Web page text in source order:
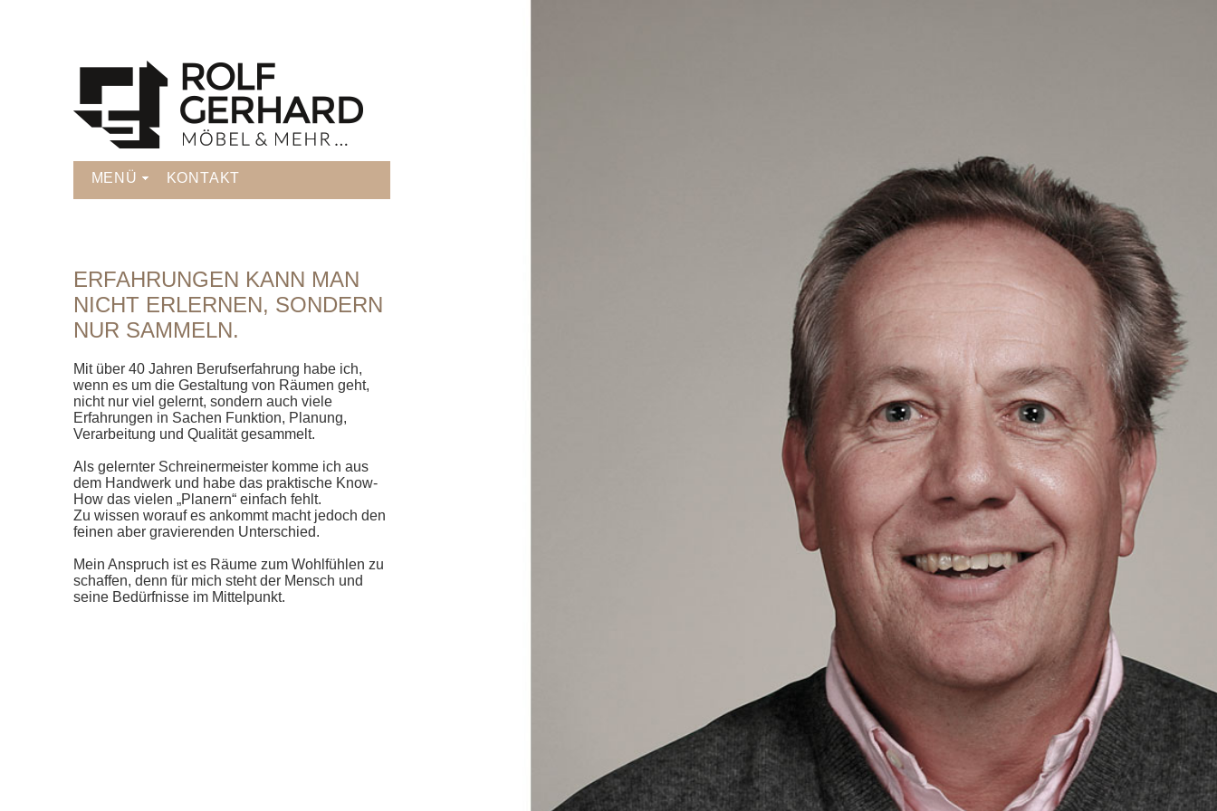
MENÜ KONTAKT
ERFAHRUNGEN KANN MAN
NICHT ERLERNEN, SONDERN
NUR SAMMELN.
Mit über 40 Jahren Berufserfahrung habe ich,
wenn es um die Gestaltung von Räumen geht,
nicht nur viel gelernt, sondern auch viele
Erfahrungen in Sachen Funktion, Planung,
Verarbeitung und Qualität gesammelt.
Als gelernter Schreinermeister komme ich aus
dem Handwerk und habe das praktische Know-
How das vielen „Planern“ einfach fehlt.
Zu wissen worauf es ankommt macht jedoch den
feinen aber gravierenden Unterschied.
Mein Anspruch ist es Räume zum Wohlfühlen zu
schaffen, denn für mich steht der Mensch und
seine Bedürfnisse im Mittelpunkt.